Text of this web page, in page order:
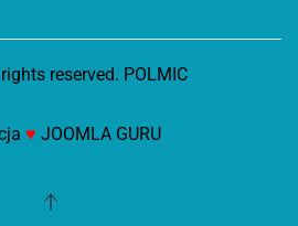
reserved. POLMIC
♥ JOOMLA GURU